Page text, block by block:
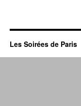
Les Soirées de Paris